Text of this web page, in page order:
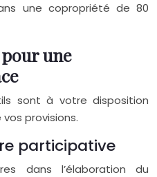
une copropriété de 80
une
sont à votre disposition
provisions.
participative
dans l’élaboration du